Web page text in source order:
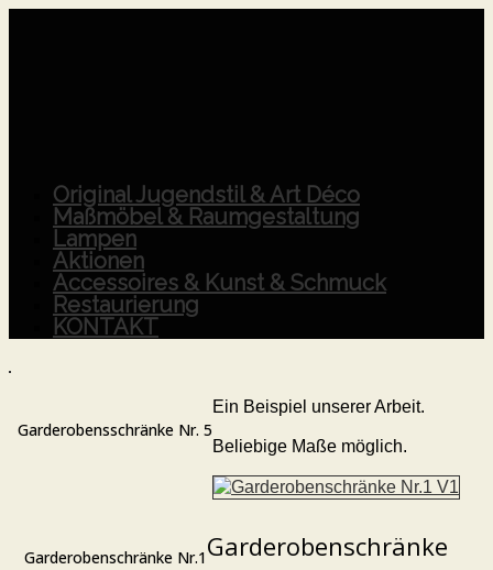
Original Jugendstil & Art Déco
Maßmöbel & Raumgestaltung
Lampen
Aktionen
Accessoires & Kunst & Schmuck
Restaurierung
KONTAKT
Garderobensschränke Nr. 5
Ein Beispiel unserer Arbeit.
Beliebige Maße möglich.
Garderobenschränke Nr.1Garderobenschränke